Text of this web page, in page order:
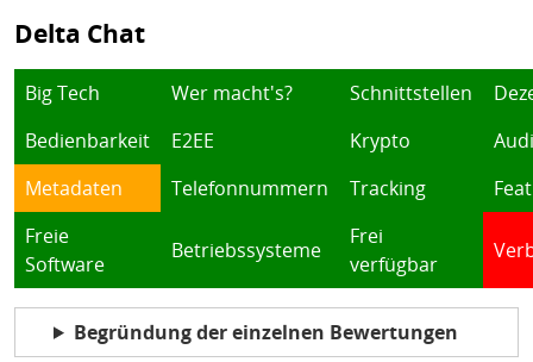
Delta Chat
Big Tech Wer macht's? Schnittstellen
Bedienbarkeit
E2EE Krypto
Metadaten
Telefonnummern Tracking
Freie
Software
Betriebssysteme
Frei
verfügbar
Begründung der einzelnen Bewertungen